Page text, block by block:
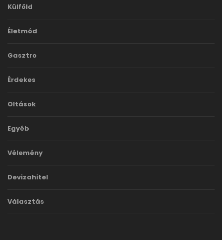
Külföld
Életmód
Gasztro
Érdekes
Oltások
Egyéb
Vélemény
Devizahitel
Választás